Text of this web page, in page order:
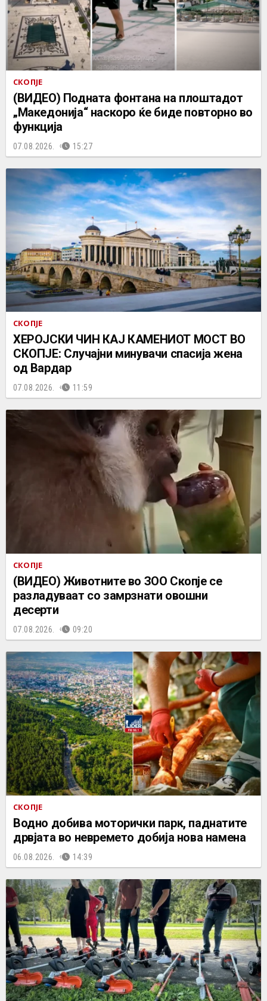
СКОПЈЕ
(ВИДЕО) Подната фонтана на плоштадот
„Македонија“ наскоро ќе биде повторно во
функција
07.08.2026. 15:27
СКОПЈЕ
ХЕРОЈСКИ ЧИН КАЈ КАМЕНИОТ МОСТ ВО
СКОПЈЕ: Случајни минувачи спасија жена
од Вардар
07.08.2026. 11:59
СКОПЈЕ
(ВИДЕО) Животните во ЗОО Скопје се
разладуваат со замрзнати овошни
десерти
07.08.2026. 09:20
СКОПЈЕ
Водно добива моторички парк, паднатите
дрвјата во невремето добија нова намена
06.08.2026. 14:39